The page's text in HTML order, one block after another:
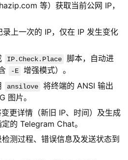
等）获取当前公网 IP，
录上一次的 IP，仅在 IP 发生变化
IP.Check.Place
脚本，自动进
-E
增强模式）。
ansilove
将终端的 ANSI 输出
图片。
变更详情（新旧 IP、时间）及生成
的 Telegram Chat。
检测过程、错误信息及发送状态到